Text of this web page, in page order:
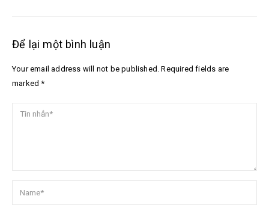
Để lại một bình luận
Your email address will not be published. Required fields are
marked *